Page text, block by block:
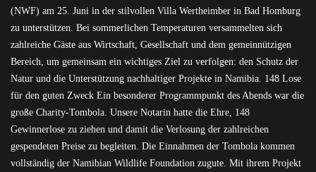
(NWF) am 25. Juni in der stilvollen Villa Wertheimber in Bad Homburg
zu unterstützen. Bei sommerlichen Temperaturen versammelten sich
zahlreiche Gäste aus Wirtschaft, Gesellschaft und dem gemeinnützigen
Bereich, um gemeinsam ein wichtiges Ziel zu verfolgen: den Schutz der
Natur und die Unterstützung nachhaltiger Projekte in Namibia. 148 Lose
für den guten Zweck Ein besonderer Programmpunkt des Abends war die
große Charity-Tombola. Unsere Notarin hatte die Ehre, 148
Gewinnerlose zu ziehen und damit die Verlosung der zahlreichen
gespendeten Preise zu begleiten. Die Einnahmen der Tombola kommen
vollständig der Namibian Wildlife Foundation zugute. Mit ihrem Projekt